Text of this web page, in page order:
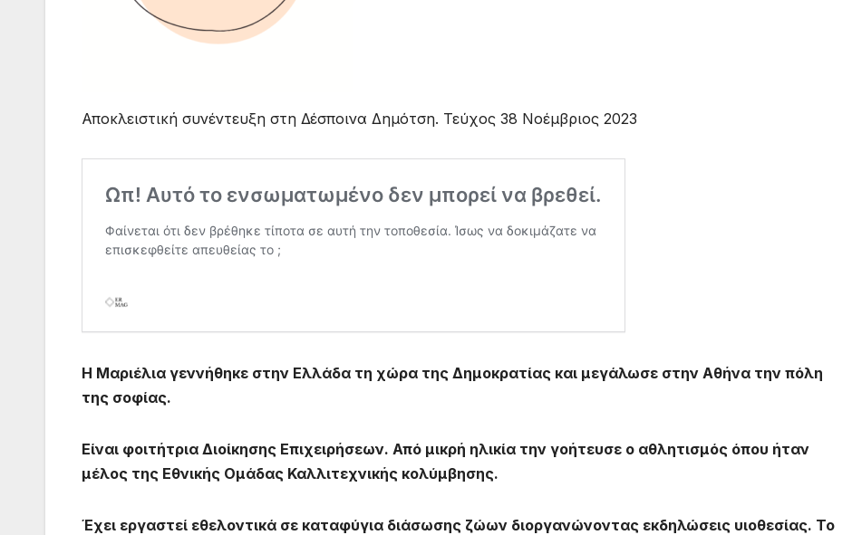
Αποκλειστική συνέντευξη στη Δέσποινα Δημότση. Τεύχος 38 Νοέμβριος 2023
H Μαριέλια γεννήθηκε στην Ελλάδα τη χώρα της Δημοκρατίας και μεγάλωσε στην Αθήνα την πόλη
της σοφίας.
Είναι φοιτήτρια Διοίκησης Επιχειρήσεων. Από μικρή ηλικία την γοήτευσε ο αθλητισμός όπου ήταν
μέλος της Εθνικής Ομάδας Καλλιτεχνικής κολύμβησης.
Έχει εργαστεί εθελοντικά σε καταφύγια διάσωσης ζώων διοργανώνοντας εκδηλώσεις υιοθεσίας. Το